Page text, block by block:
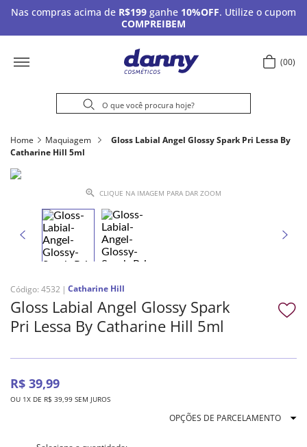
Nas compras acima de R$199 ganhe 10%OFF. Utilize o cupom
COMPREIBEM
00
Home Maquiagem
Gloss Labial Angel Glossy Spark Pri Lessa By
Catharine Hill 5ml
CLIQUE NA IMAGEM PARA DAR ZOOM
Código: 4532 Catharine Hill
Gloss Labial Angel Glossy Spark
Pri Lessa By Catharine Hill 5ml
R$ 39,99
OU 1X DE R$ 39 99 SEM JUROS
OPÇÕES DE PARCELAMENTO